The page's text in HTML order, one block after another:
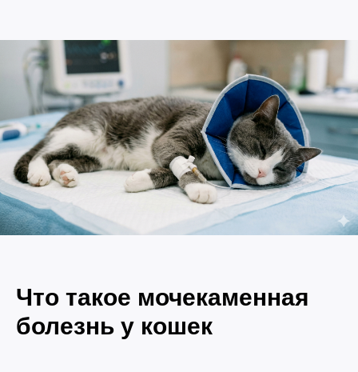
Прием терапевтический
Прием хирургический
Прием дерматологический
Прием нефролого - урологический
Прием стоматологический
Прием эндокринологический
Что такое мочекаменная
болезнь у кошек